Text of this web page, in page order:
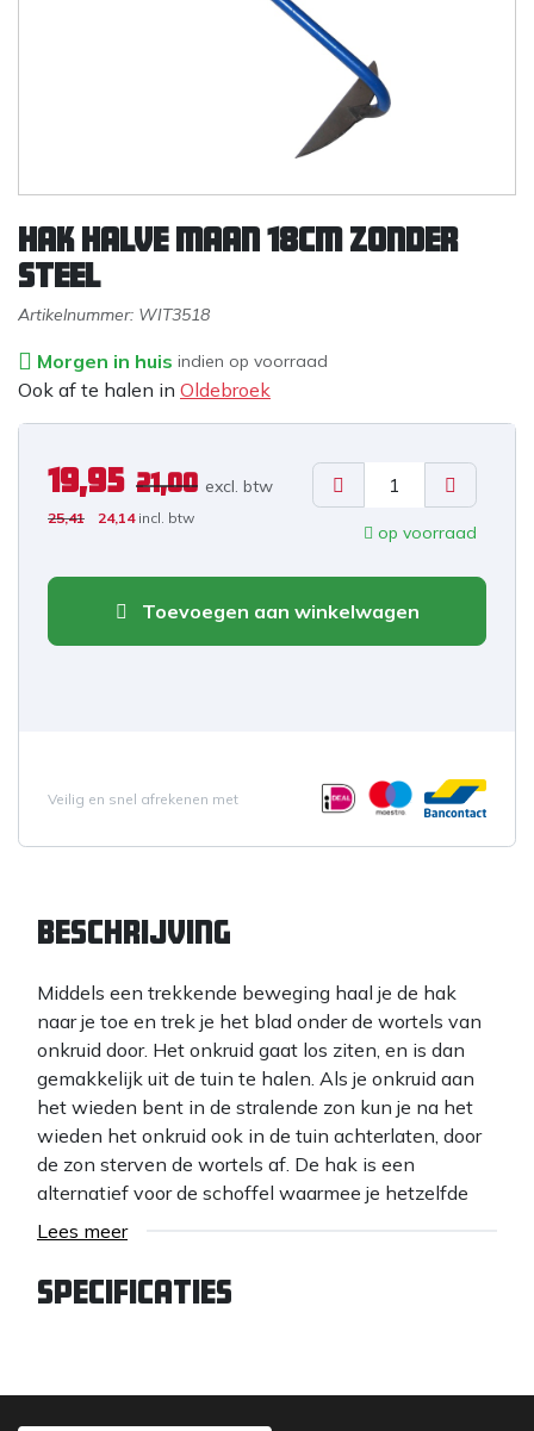
Hak halve maan 18cm zonder
steel
Artikelnummer: WIT3518
Morgen in huis indien op voorraad
Ook af te halen in Oldebroek
19,95 21,00 excl. btw
25,41 24,14 incl. btw
op voorraad
Toevoegen aan winkelwagen
Veilig en snel afrekenen met
Beschrijving
Middels een trekkende beweging haal je de hak
naar je toe en trek je het blad onder de wortels van
onkruid door. Het onkruid gaat los ziten, en is dan
gemakkelijk uit de tuin te halen. Als je onkruid aan
het wieden bent in de stralende zon kun je na het
wieden het onkruid ook in de tuin achterlaten, door
de zon sterven de wortels af. De hak is een
alternatief voor de schoffel waarmee je hetzelfde
werk doet alleen niet trekkend maar door middel
Lees meer
Specificaties